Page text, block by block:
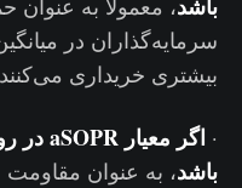
سرمایه‌گذاران در
بیشتری خریداری
·
باشد، به عنوان